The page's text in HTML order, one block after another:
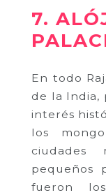
7.
En todo
de la India,
interés
los
ciudades
pequeños
fueron